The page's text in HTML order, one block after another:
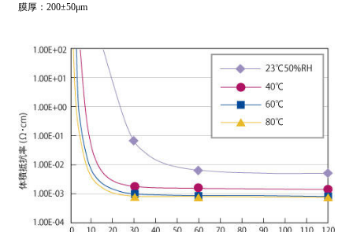
膜厚：200±50μm